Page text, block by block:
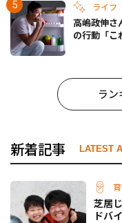
ライフ
高嶋政伸さ
の行動「こ
ラン
新着記事 LATEST
芝居
ドバ